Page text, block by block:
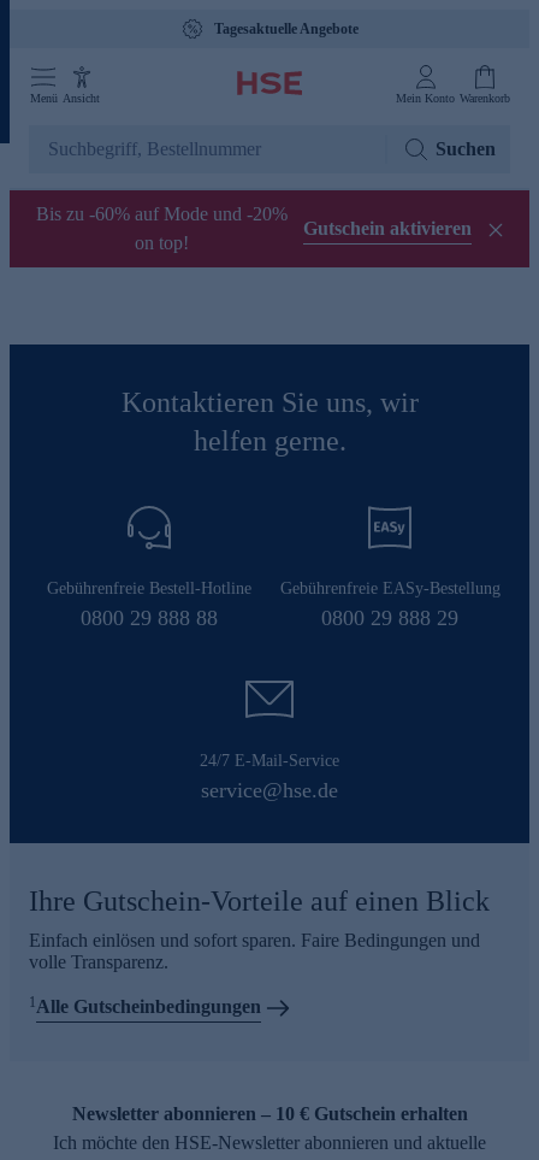
Tagesaktuelle Angebote
Menü Ansicht Mein Konto Warenkorb
Suchen
Bis zu -60% auf Mode und -20%
on top!
Gutschein aktivieren
Kontaktieren Sie uns, wir
helfen gerne.
Gebührenfreie Bestell-Hotline
0800 29 888 88
Gebührenfreie EASy-Bestellung
0800 29 888 29
24/7 E-Mail-Service
service@hse.de
Ihre Gutschein-Vorteile auf einen Blick
Einfach einlösen und sofort sparen. Faire Bedingungen und
volle Transparenz.
1Alle Gutscheinbedingungen
Newsletter abonnieren – 10 € Gutschein erhalten
Ich möchte den HSE-Newsletter abonnieren und aktuelle